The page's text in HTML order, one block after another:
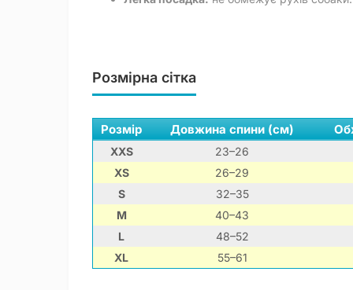
Розмірна сітка
Розмір Довжина спини (см)
XXS
23–26
XS
26–29
S
32–35
M
40–43
L
48–52
XL
55–61